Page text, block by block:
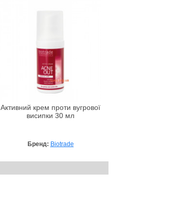
Активний крем проти вугрової
висипки 30 мл
Бренд: Biotrade